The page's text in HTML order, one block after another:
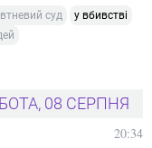
суд
у вбивстві
08 СЕРПНЯ
20:34